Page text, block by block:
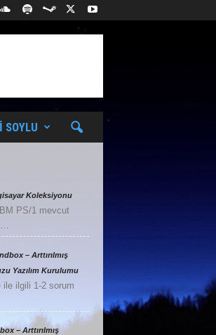
SOYLU
Koleksiyonu
PS/1 mevcut
– Arttırılmış
Yazılım Kurulumu
ile ilgili 1-2 sorum
– Arttırılmış